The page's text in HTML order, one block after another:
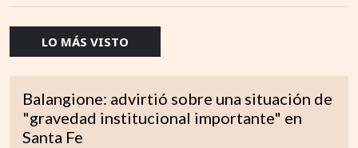
LO MÁS VISTO
Balangione: advirtió sobre una situación de
"gravedad institucional importante" en
Santa Fe